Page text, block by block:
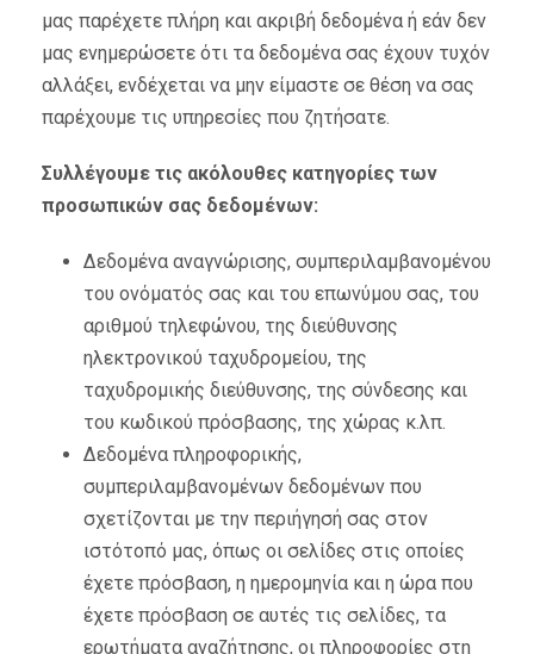
μας παρέχετε πλήρη και ακριβή δεδομένα ή εάν δεν
μας ενημερώσετε ότι τα δεδομένα σας έχουν τυχόν
αλλάξει, ενδέχεται να μην είμαστε σε θέση να σας
παρέχουμε τις υπηρεσίες που ζητήσατε.
Συλλέγουμε τις ακόλουθες κατηγορίες των
προσωπικών σας δεδομένων:
Δεδομένα αναγνώρισης, συμπεριλαμβανομένου
του ονόματός σας και του επωνύμου σας, του
αριθμού τηλεφώνου, της διεύθυνσης
ηλεκτρονικού ταχυδρομείου, της
ταχυδρομικής διεύθυνσης, της σύνδεσης και
του κωδικού πρόσβασης, της χώρας κ.λπ.
Δεδομένα πληροφορικής,
συμπεριλαμβανομένων δεδομένων που
σχετίζονται με την περιήγησή σας στον
ιστότοπό μας, όπως οι σελίδες στις οποίες
έχετε πρόσβαση, η ημερομηνία και η ώρα που
έχετε πρόσβαση σε αυτές τις σελίδες, τα
ερωτήματα αναζήτησης, οι πληροφορίες στη